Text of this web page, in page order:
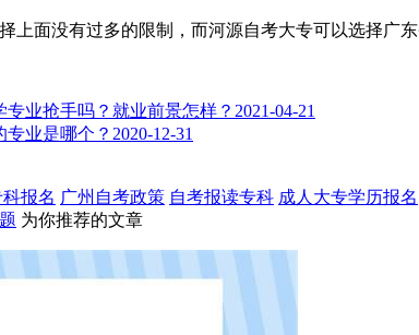
上面没有过多的限制，而河源自考大专可以选择广
业抢手吗？就业前景怎样？ 2021-04-21
业是哪个？ 2020-12-31
报名 广州自考政策 自考报读专科 成人大专学历报名
为你推荐的文章